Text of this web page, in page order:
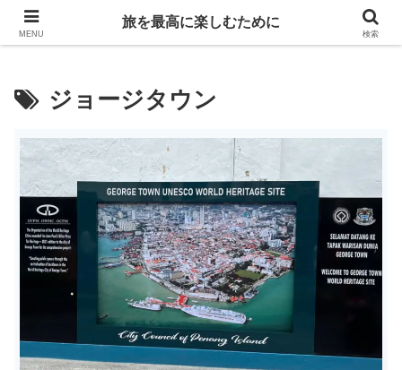
Life is travelling
ジョージタウン
MENU
旅を最高に楽しむために
検索